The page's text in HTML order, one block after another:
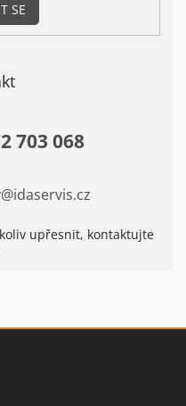
SE
@idaservis.cz
703 068
upřesnit, kontaktujte